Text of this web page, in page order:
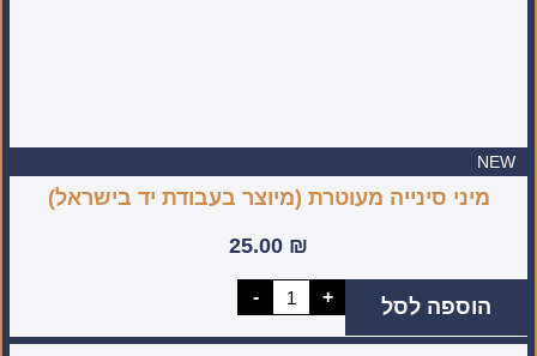
NEW
מיני סינייה מעוטרת (מיוצר בעבודת יד בישראל)
25.00 ₪
-
כמות
של
סינייה
+ הוספה לסל